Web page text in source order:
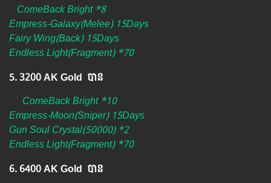
ComeBack Bright *8
Empress-Galaxy(Melee) 15Days
Fairy Wing(Back) 15Days
Endless Light(Fragment) *70
5. 3200 AK Gold បាន
ComeBack Bright *10
Empress-Moon(Sniper) 15Days
Gun Soul Crystal(50000) *2
Endless Light(Fragment) *70
6. 6400 AK Gold បាន